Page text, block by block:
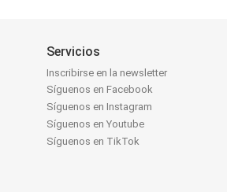
Servicios
Inscribirse en la newsletter
Síguenos en Facebook
Síguenos en Instagram
Síguenos en Youtube
Síguenos en TikTok